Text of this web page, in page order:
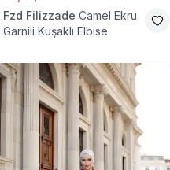
Fzd Filizzade Camel Ekru
Garnili Kuşaklı Elbise